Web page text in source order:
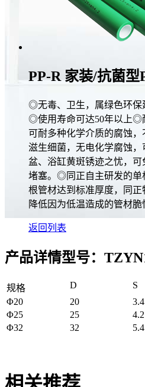
PP-R 家装/抗菌型
◎无毒、卫生，属绿色环
◎使用寿命可达50年以上◎
可耐多种化学介质的腐蚀
滋生细菌，无电化学腐蚀
盆、浴缸黄斑锈迹之忧，
堵塞。◎同正自主研发的单
根管材达到标准厚度，同
降低因为低温造成的管材脆
返回列表
产品详情型号：
规格 D S
Φ20
20 3.4
Φ25
25 4.2
Φ32
32 5.4